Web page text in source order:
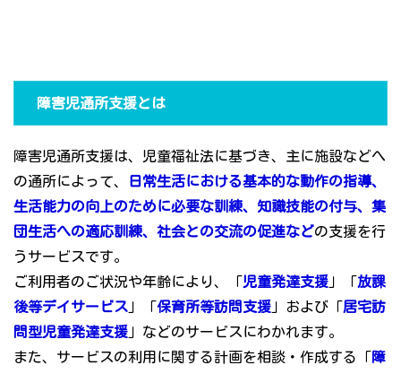
障害児通所支援とは
障害児通所支援は、児童福祉法に基づき、主に施設などへ
の通所によって、
日常生活における基本的な動作の指導、
生活能力の向上のために必要な訓練、知識技能の付与、集
団生活への適応訓練、社会との交流の促進などの支援を行
うサービスです。
ご利用者のご状況や年齢により、「児童発達支援 」「放課
後等デイサービス 」「保育所等訪問支援 」および「居宅訪
問型児童発達支援 」などのサービスにわかれます。
また、サービスの利用に関する計画を相談・作成する「障